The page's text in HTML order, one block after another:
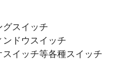
グスイッチ
ンドウスイッチ
スイッチ等各種スイッチ